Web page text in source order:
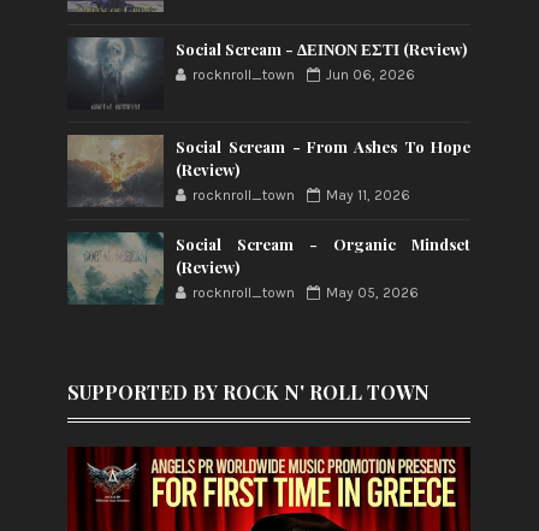
Social Scream - ΔΕΙΝΟΝ ΕΣΤΙ (Review)
rocknroll_town Jun 06, 2026
Social Scream - From Ashes To Hope
(Review)
rocknroll_town May 11, 2026
Social Scream - Organic Mindset
(Review)
rocknroll_town May 05, 2026
SUPPORTED BY ROCK N' ROLL TOWN